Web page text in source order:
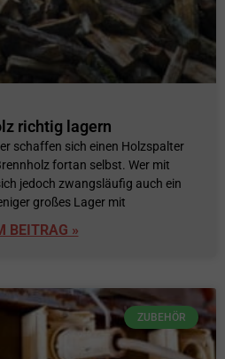
richtig lagern
schaffen sich einen Holzspalter
fortan selbst. Wer mit
jedoch zwangsläufig auch ein
großes Lager mit
BEITRAG »
ZUBEHÖR